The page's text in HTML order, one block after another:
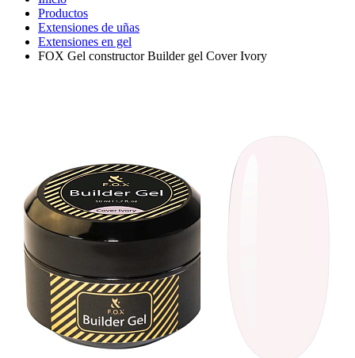
Productos
Extensiones de uñas
Extensiones en gel
FOX Gel constructor Builder gel Сover Ivory